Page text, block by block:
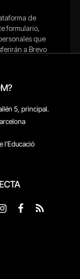
5, principal.
l'Educació
Instagram
Facebook
RSS